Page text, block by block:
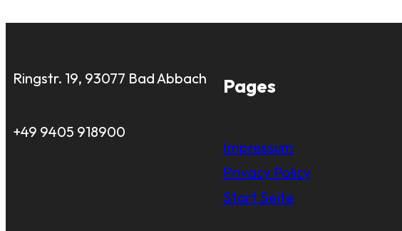
Ringstr. 19, 93077 Bad Abbach
+49 9405 918900
Pages
Impressum
Privacy Policy
Start Seite